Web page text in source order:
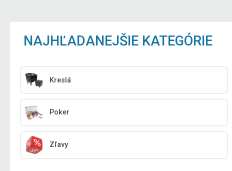
NAJHĽADANEJŠIE KATEGÓRIE
Kreslá
Poker
Zľavy